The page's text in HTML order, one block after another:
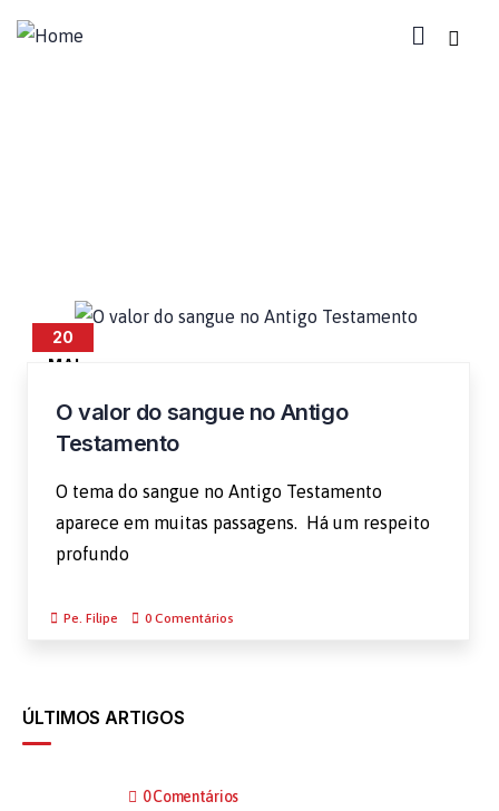
20
MAI
O valor do sangue no Antigo
Testamento
O tema do sangue no Antigo Testamento
aparece em muitas passagens. Há um respeito
profundo
Pe. Filipe 0 Comentários
ÚLTIMOS ARTIGOS
0 Comentários